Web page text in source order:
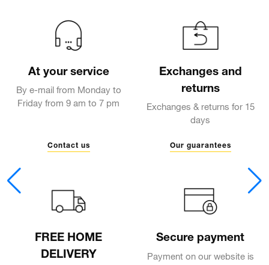
At your service
By e-mail from Monday to
Friday from 9 am to 7 pm
Contact us
Exchanges and
returns
Exchanges & returns for 15
days
Our guarantees
FREE HOME
DELIVERY
Secure payment
Payment on our website is